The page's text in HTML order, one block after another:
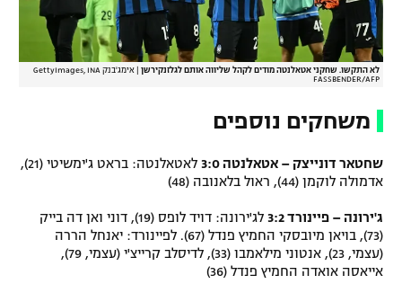
לא התקשו. שחקני אטאלנטה מודים לקהל שליווה אותם לגלזנקירשן
אימג'בנק GettyImages, INA
FASSBENDER/AFP
משחקים נוספים
שחטאר דונייצק – אטאלנטה 3:0
לאטאלנטה: בראט ג'ימשיטי (21),
אדמולה לוקמן (44), ראול בלאנובה (48)
ג'ירונה – פיינורד 3:2
לג'ירונה: דויד לופס (19), דוני ואן דה בייק
(73), בויאן מיובסקי החמיץ פנדל (67). לפיינורד: יאנחל הררה
(עצמי, 23), אנטוני מילאמבו (33), לדיסלב קרייצ'י (עצמי, 79),
אייאסה אואדה החמיץ פנדל (36)